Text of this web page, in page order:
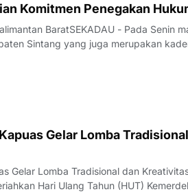
Komitmen Penegakan
BaratSEKADAU - Pada Senin
Sintang yang juga merupakan
Polda Kalimantan Barat dalam operasi
Gelar Lomba
Gelar Lomba Tradisional dan
Hari Ulang Tahun (HUT)